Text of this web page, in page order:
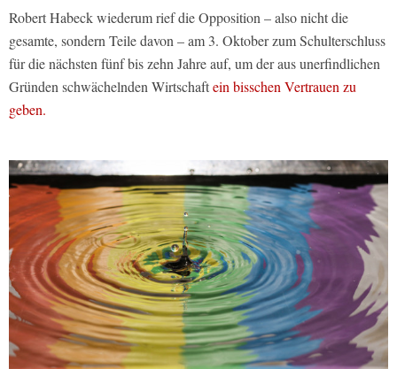
Robert Habeck wiederum rief die Opposition – also nicht die
gesamte, sondern Teile davon – am 3. Oktober zum Schulterschluss
für die nächsten fünf bis zehn Jahre auf, um der aus unerfindlichen
Gründen schwächelnden Wirtschaftein bisschen Vertrauen zu
geben.